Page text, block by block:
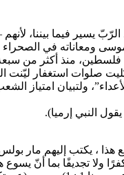
يسير فيما بيننا،
ومعاناته في الصحراء
منذ أكثر من سبعة
صلوات استغفار ليّنت
النبي إرميا).